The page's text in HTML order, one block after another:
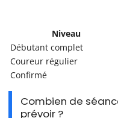
Niveau
Débutant complet
Coureur régulier
Confirmé
Combien de
prévoir ?